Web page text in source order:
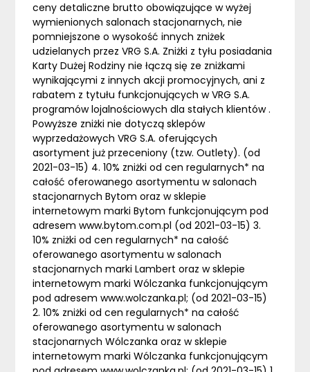
ceny detaliczne brutto obowiązujące w wyżej
wymienionych salonach stacjonarnych, nie
pomniejszone o wysokość innych zniżek
udzielanych przez VRG S.A. Zniżki z tyłu posiadania
Karty Dużej Rodziny nie łączą się ze zniżkami
wynikającymi z innych akcji promocyjnych, ani z
rabatem z tytułu funkcjonujących w VRG S.A.
programów lojalnościowych dla stałych klientów .
Powyższe zniżki nie dotyczą sklepów
wyprzedażowych VRG S.A. oferujących
asortyment już przeceniony (tzw. Outlety). (od
2021-03-15) 4. 10% zniżki od cen regularnych* na
całość oferowanego asortymentu w salonach
stacjonarnych Bytom oraz w sklepie
internetowym marki Bytom funkcjonującym pod
adresem www.bytom.com.pl (od 2021-03-15) 3.
10% zniżki od cen regularnych* na całość
oferowanego asortymentu w salonach
stacjonarnych marki Lambert oraz w sklepie
internetowym marki Wólczanka funkcjonującym
pod adresem www.wolczanka.pl; (od 2021-03-15)
2. 10% zniżki od cen regularnych* na całość
oferowanego asortymentu w salonach
stacjonarnych Wólczanka oraz w sklepie
internetowym marki Wólczanka funkcjonującym